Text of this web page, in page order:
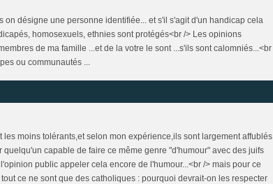
désigne une personne identifiée... et s'il s'agit d'un handicap cela
homosexuels, ethnies sont protégés<br /> Les opinions
de ma famille ...et de la votre le sont ...s'ils sont calomniés...<br
ou communautés ...
moins tolérants,et selon mon expérience,ils sont largement affublés
capable de faire ce même genre "d'humour" avec des juifs
public appeler cela encore de l'humour...<br /> mais pour ce
ce ne sont que des catholiques : pourquoi devrait-on les respecter